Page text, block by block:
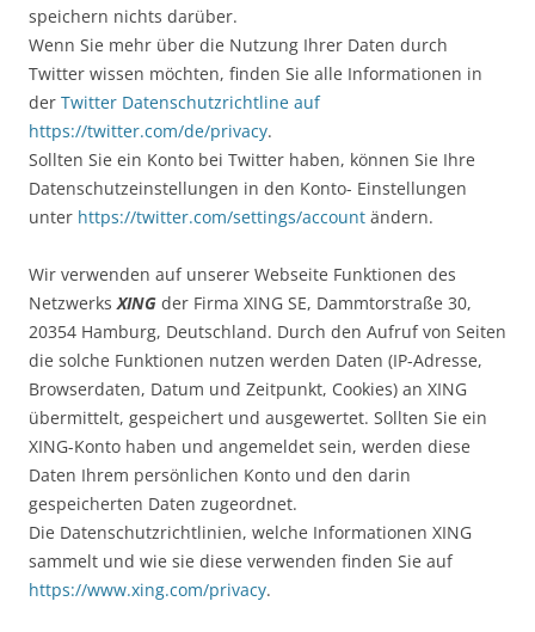
speichern nichts darüber.
Wenn Sie mehr über die Nutzung Ihrer Daten durch
Twitter wissen möchten, finden Sie alle Informationen in
der Twitter Datenschutzrichtline auf
https://twitter.com/de/privacy.
Sollten Sie ein Konto bei Twitter haben, können Sie Ihre
Datenschutzeinstellungen in den Konto- Einstellungen
unter https://twitter.com/settings/account ändern.
Wir verwenden auf unserer Webseite Funktionen des
NetzwerksXING der Firma XING SE, Dammtorstraße 30,
20354 Hamburg, Deutschland. Durch den Aufruf von Seiten
die solche Funktionen nutzen werden Daten (IP-Adresse,
Browserdaten, Datum und Zeitpunkt, Cookies) an XING
übermittelt, gespeichert und ausgewertet. Sollten Sie ein
XING-Konto haben und angemeldet sein, werden diese
Daten Ihrem persönlichen Konto und den darin
gespeicherten Daten zugeordnet.
Die Datenschutzrichtlinien, welche Informationen XING
sammelt und wie sie diese verwenden finden Sie auf
https://www.xing.com/privacy.